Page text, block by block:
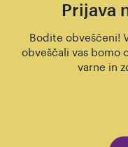
Prijava
Bodite obveščeni!
obveščali vas bomo
varne in